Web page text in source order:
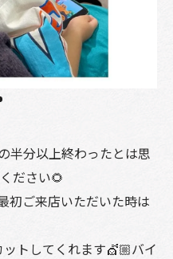
半分以上終わったとは思
ださい🌻
初ご来店いただいた時は
トしてくれます💇🏼バイ